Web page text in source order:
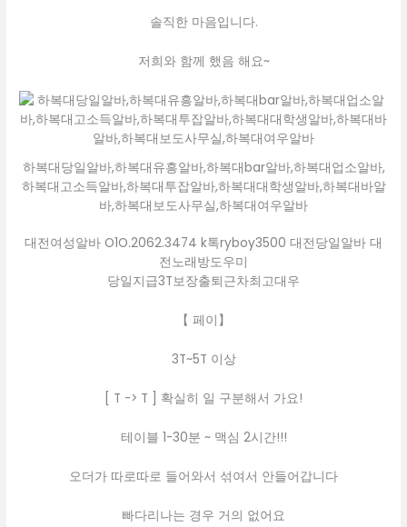
솔직한 마음입니다.
저희와 함께 했음 해요~
하복대당일알바,하복대유흥알바,하복대bar알바,하복대업소알바,
하복대고소득알바,하복대투잡알바,하복대대학생알바,하복대바알
바,하복대보도사무실,하복대여우알바
대전여성알바 O1O.2062.3474 k톡ryboy3500 대전당일알바 대
전노래방도우미
당일지급3T보장출퇴근차최고대우
【 페이】
3T~5T 이상
[ T -> T ] 확실히 일 구분해서 가요!
테이블 1-30분 ~ 맥심 2시간!!!
오더가 따로따로 들어와서 섞여서 안들어갑니다
빠다리나는 경우 거의 없어요